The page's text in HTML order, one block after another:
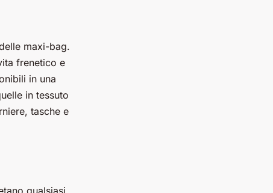
maxi-bag.
frenetico e
in una
in tessuto
tasche e